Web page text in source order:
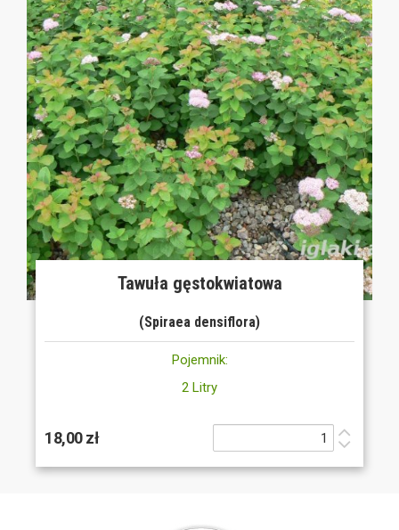
Tawuła gęstokwiatowa
(Spiraea densiflora)
Pojemnik:
2 Litry
18,00 zł